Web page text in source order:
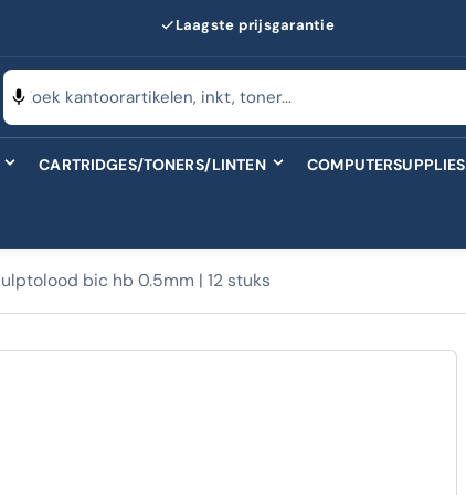
Laagste prijsgarantie
Zoeken
naar
producten
CARTRIDGES/TONERS/LINTEN COMPUTERSUPPLIES
bic hb 0.5mm | 12 stuks